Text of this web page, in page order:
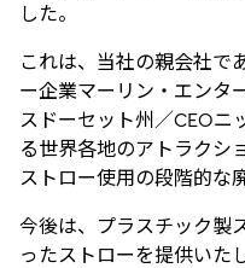
した。
これは、当社の親会社で
ー企業マーリン・エンタ
スドーセット州／CEO
る世界各地のアトラクシ
ストロー使用の段階的な
今後は、プラスチック製
ったストローを提供いたし